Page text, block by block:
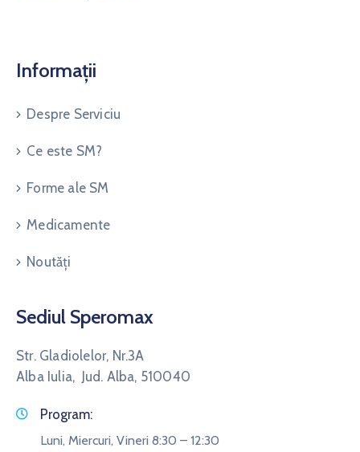
Informații
Despre Serviciu
Ce este SM?
Forme ale SM
Medicamente
Noutăți
Sediul Speromax
Str. Gladiolelor, Nr.3A
Alba Iulia, Jud. Alba, 510040
Program:
Luni, Miercuri, Vineri 8:30 – 12:30